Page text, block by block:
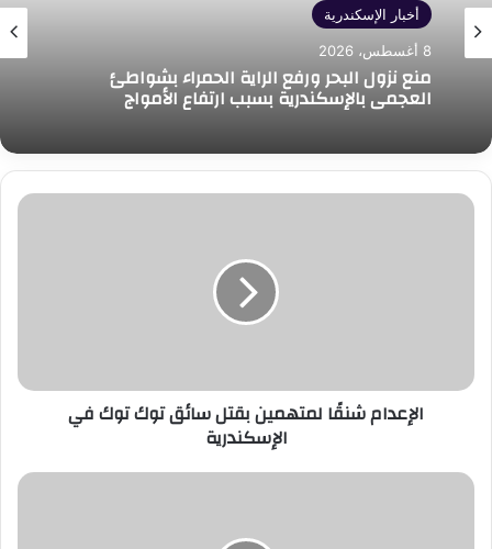
أخبار الإسكندرية
8 أغسطس، 2026
منع نزول البحر ورفع الراية الحمراء بشواطئ
العجمي بالإسكندرية بسبب ارتفاع الأمواج
الإعدام
الإسكندرية
الإعدام شنقًا لمتهمين بقتل سائق توك توك في
الإسكندرية
جهاز